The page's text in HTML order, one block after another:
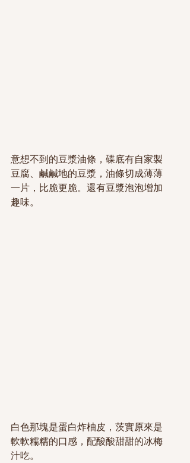
意想不到的豆漿油條，碟底有自家製
豆腐、鹹鹹地的豆漿，油條切成薄薄
一片，比脆更脆。還有豆漿泡泡增加
趣味。
白色那塊是蛋白炸柚皮，茨實原來是
軟軟糯糯的口感，配酸酸甜甜的冰梅
汁吃。